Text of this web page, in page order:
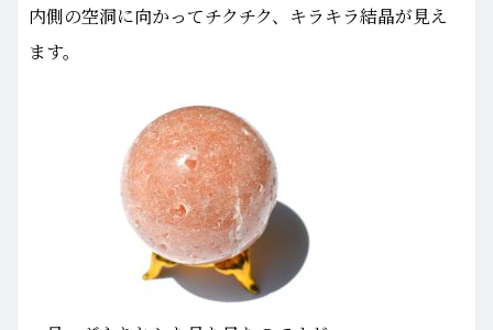
内側の空洞に向かってチクチク、キラキラ結晶が見え
ます。